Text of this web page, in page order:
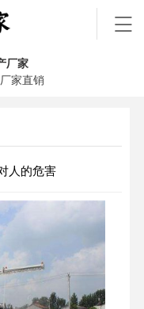
厂家
家直销
人的危害